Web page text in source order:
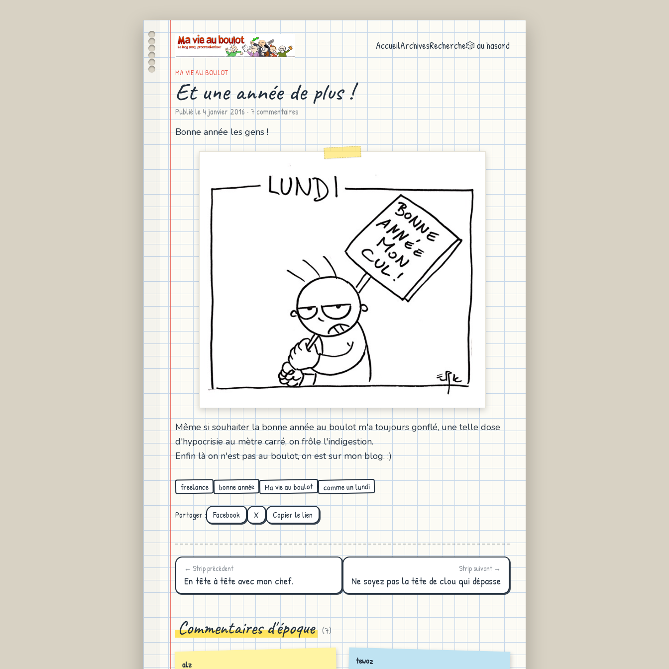
AccueilArchivesRecherche🎲 au hasard
MA VIE AU BOULOT
Et une année de plus !
Publié le 4 janvier 2016 · 7 commentaires
Bonne année les gens !
Même si souhaiter la bonne année au boulot m'a toujours gonflé, une telle dose
d'hypocrisie au mètre carré, on frôle l'indigestion.
Enfin là on n'est pas au boulot, on est sur mon blog. :)
freelance bonne année Ma vie au boulot comme un lundi
Partager : Facebook X Copier le lien
← Strip précédent
En tête à tête avec mon chef.
Strip suivant →
Ne soyez pas la tête de clou qui dépasse
Commentaires d'époque (7)
alz tewoz